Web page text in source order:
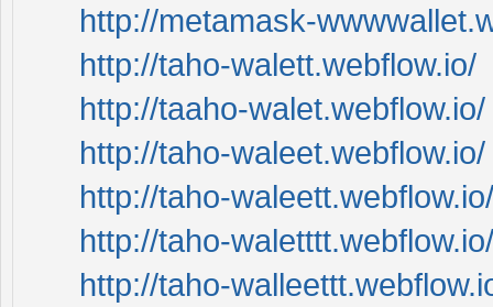
http://metamask-
http://taho-walett.webflow.io/
http://taaho-walet.webflow.io/
http://taho-waleet.webflow.io/
http://taho-waleett.webflow.io/
http://taho-waletttt.webflow.io/
http://taho-